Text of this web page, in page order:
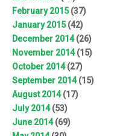
February 2015(37)
January 2015(42)
December 2014(26)
November 2014(15)
October 2014(27)
September 2014(15)
August 2014(17)
July 2014(53)
June 2014(69)